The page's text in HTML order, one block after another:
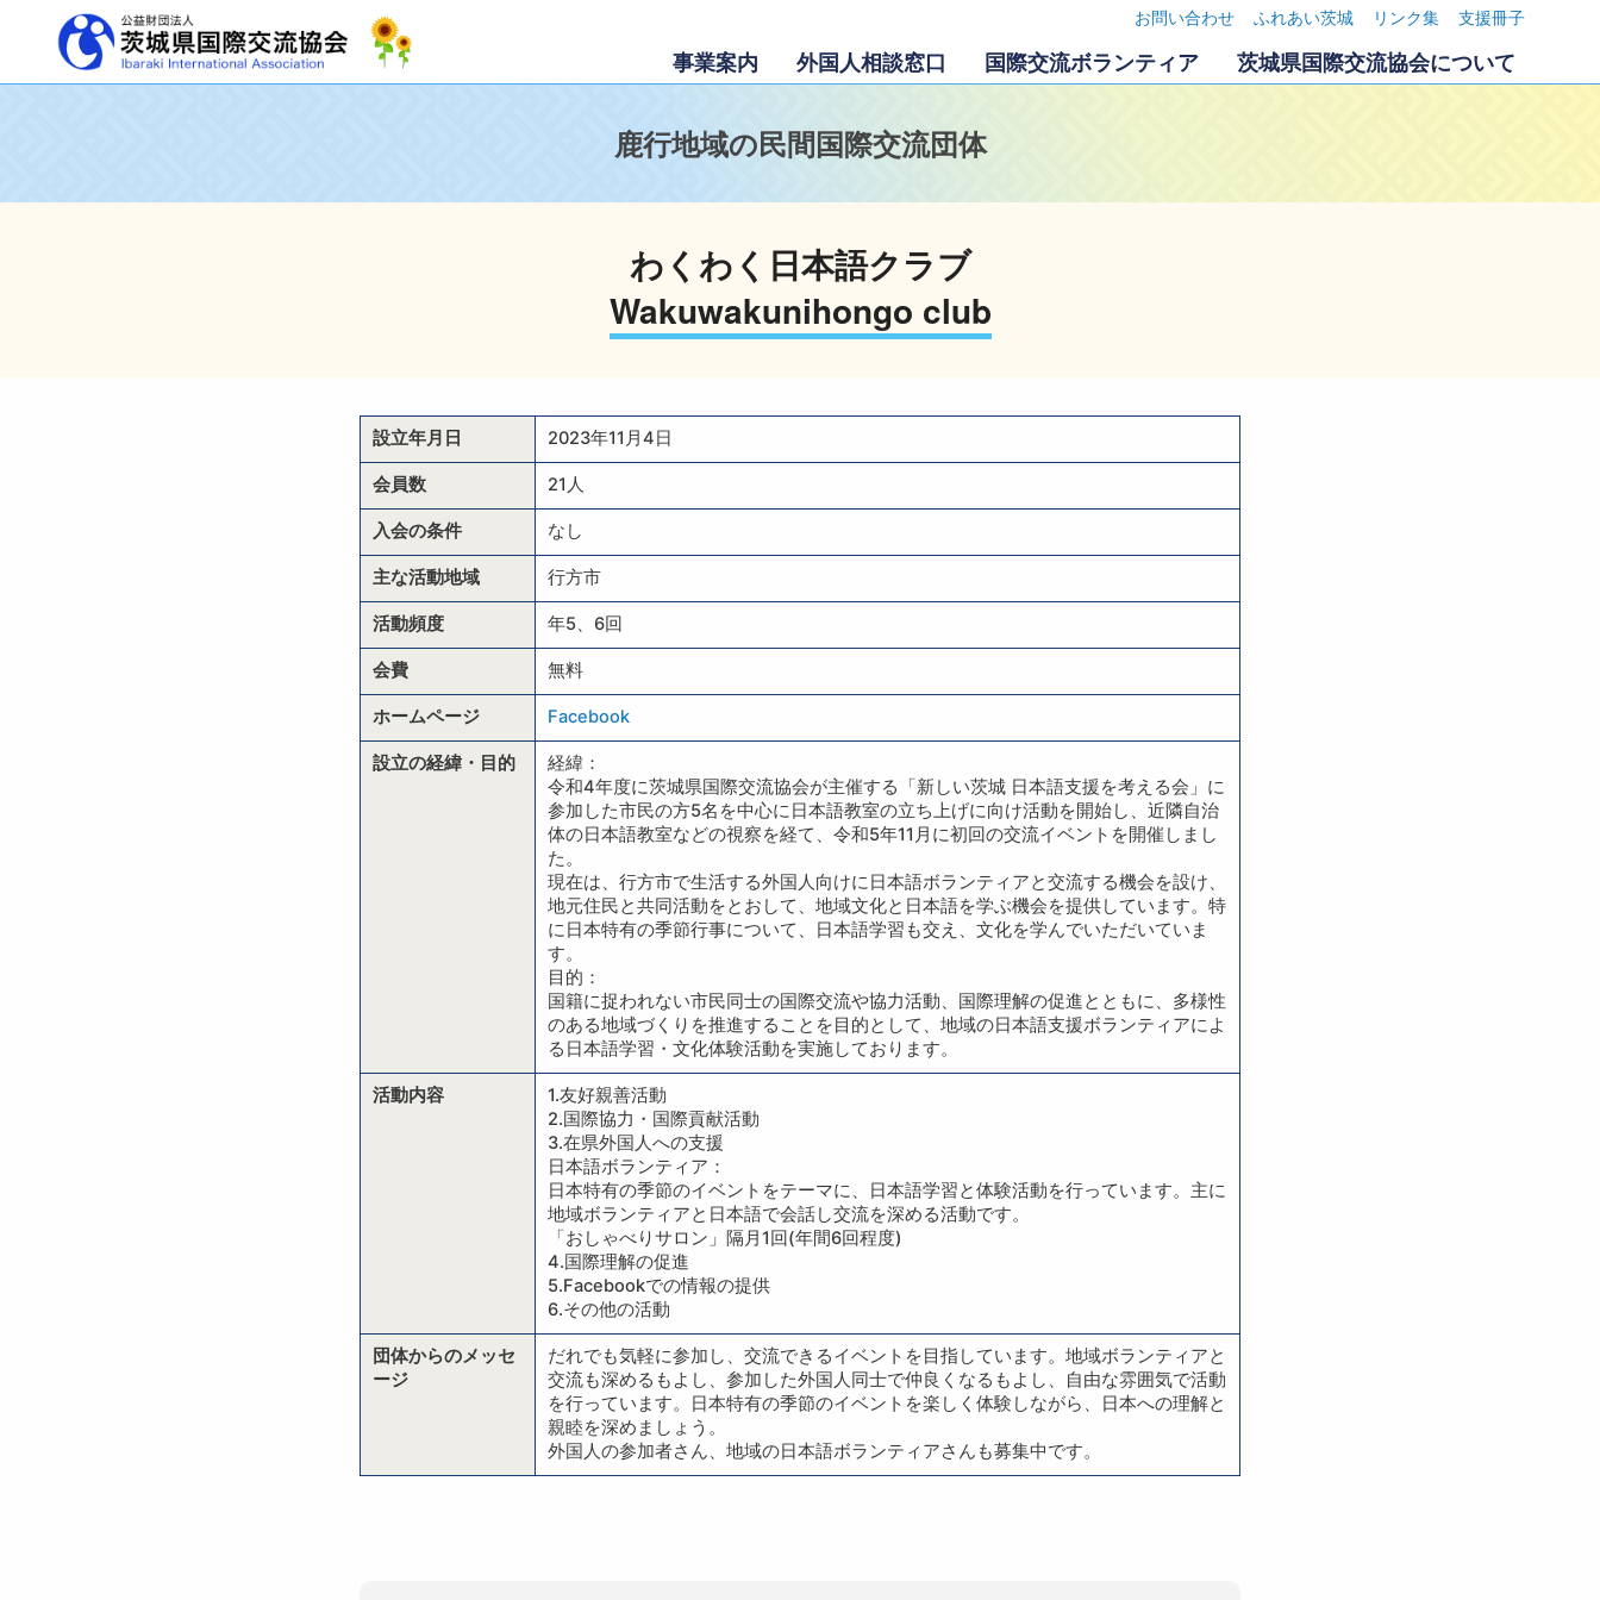
お問い合わせ ふれあい茨城 リンク集 支援冊子
事業案内 外国人相談窓口 国際交流ボランティア 茨城県国際交流協会について
鹿行地域の民間国際交流団体
わくわく日本語クラブ
Wakuwakunihongo club
設立年月日 2023年11月4日
会員数 21人
入会の条件 なし
主な活動地域 行方市
活動頻度 年5、6回
会費 無料
ホームページ Facebook
設立の経緯・目的
経緯：
令和4年度に茨城県国際交流協会が主催する「新しい茨城 日本語支援を考える会」に
参加した市民の方5名を中心に日本語教室の立ち上げに向け活動を開始し、近隣自治
体の日本語教室などの視察を経て、令和5年11月に初回の交流イベントを開催しまし
た。
現在は、行方市で生活する外国人向けに日本語ボランティアと交流する機会を設け、
地元住民と共同活動をとおして、地域文化と日本語を学ぶ機会を提供しています。特
に日本特有の季節行事について、日本語学習も交え、文化を学んでいただいていま
す。
目的：
国籍に捉われない市民同士の国際交流や協力活動、国際理解の促進とともに、多様性
のある地域づくりを推進することを目的として、地域の日本語支援ボランティアによ
る日本語学習・文化体験活動を実施しております。
活動内容
1.友好親善活動
2.国際協力・国際貢献活動
3.在県外国人への支援
日本語ボランティア：
日本特有の季節のイベントをテーマに、日本語学習と体験活動を行っています。主に
地域ボランティアと日本語で会話し交流を深める活動です。
「おしゃべりサロン」隔月1回(年間6回程度)
4.国際理解の促進
5.Facebookでの情報の提供
6.その他の活動
団体からのメッセ
ージ
だれでも気軽に参加し、交流できるイベントを目指しています。地域ボランティアと
交流も深めるもよし、参加した外国人同士で仲良くなるもよし、自由な雰囲気で活動
を行っています。日本特有の季節のイベントを楽しく体験しながら、日本への理解と
親睦を深めましょう。
外国人の参加者さん、地域の日本語ボランティアさんも募集中です。